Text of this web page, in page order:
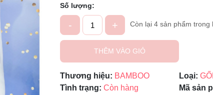
Số lượng:
- + Còn lại 4 sản phẩm trong
THÊM VÀO GIỎ
Thương hiệu: BAMBOO Loại:
Tình trạng: Còn hàng Mã sản
Ngày hết hạn:
Điều kiện: